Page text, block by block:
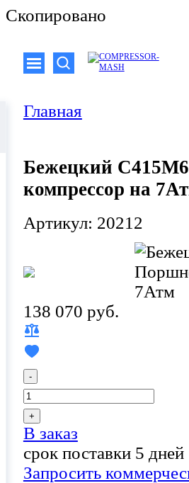
Скопировано
Главная
Бежецкий
компрессор на
Артикул: 20212
138 070 руб.
-
+
В заказ
срок поставки 5 дней
Запросить